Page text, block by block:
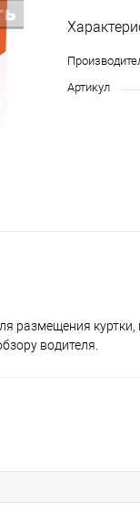
Артикул
размещения
водителя.